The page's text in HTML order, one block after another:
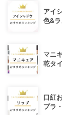
アイ
色&ラ
マニ
乾タ
口紅
プラ